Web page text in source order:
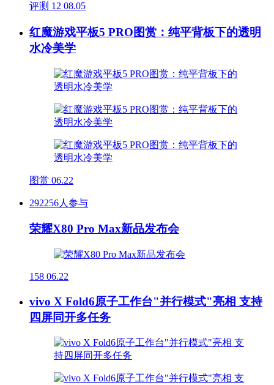
评测 12 08.05
红魔游戏平板5 PRO图赏：纯平背板下的透明
水冷美学
图赏 06.22
292256人参与
荣耀X80 Pro Max新品发布会
158 06.22
vivo X Fold6原子工作台"并行模式"亮相 支持
四屏同开多任务